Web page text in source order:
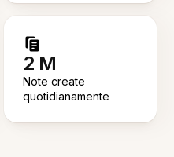
2 M
Note create
quotidianamente